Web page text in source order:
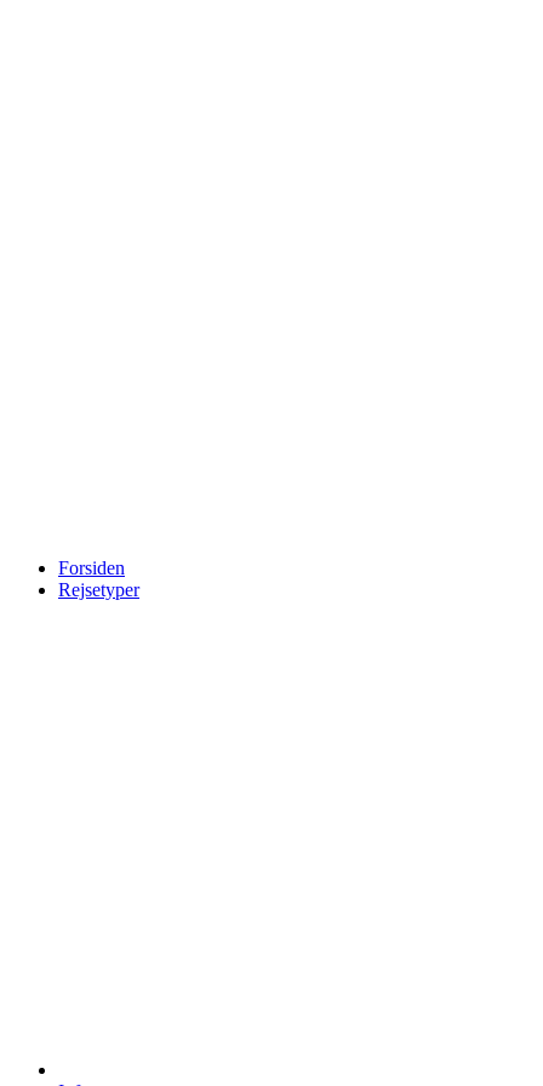
Forsiden
Rejsetyper